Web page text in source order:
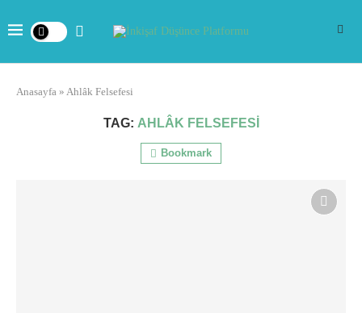
Anasayfa » Ahlâk Felsefesi
TAG: AHLÂK FELSEFESI
Bookmark